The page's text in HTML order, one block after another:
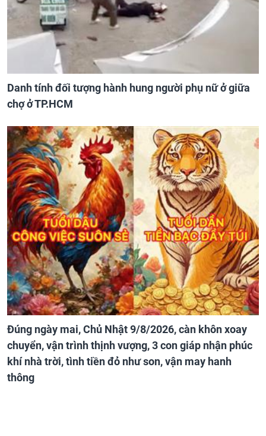
Danh tính đối tượng hành hung người phụ nữ ở giữa
chợ ở TP.HCM
Đúng ngày mai, Chủ Nhật 9/8/2026, càn khôn xoay
chuyển, vận trình thịnh vượng, 3 con giáp nhận phúc
khí nhà trời, tình tiền đỏ như son, vận may hanh
thông